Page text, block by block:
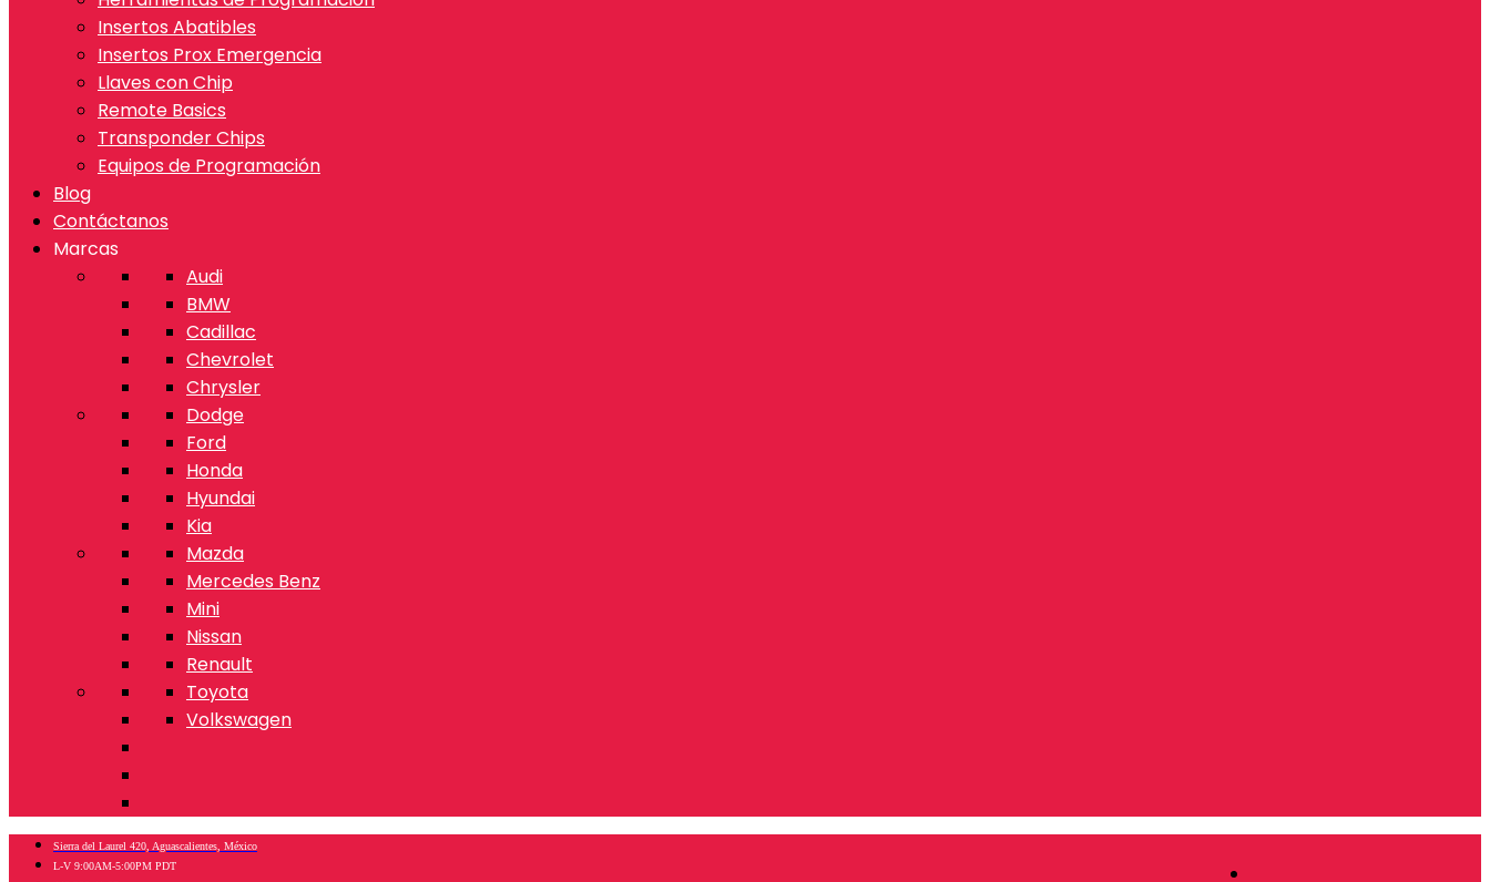
Insertos Abatibles
Insertos Prox Emergencia
Llaves con Chip
Remote Basics
Transponder Chips
Equipos de Programación
Blog
Contáctanos
Marcas
Audi
BMW
Cadillac
Chevrolet
Chrysler
Dodge
Ford
Honda
Hyundai
Kia
Mazda
Mercedes Benz
Mini
Nissan
Renault
Toyota
Volkswagen
Sierra del Laurel 420, Aguascalientes, México
L-V 9:00AM-5:00PM PDT